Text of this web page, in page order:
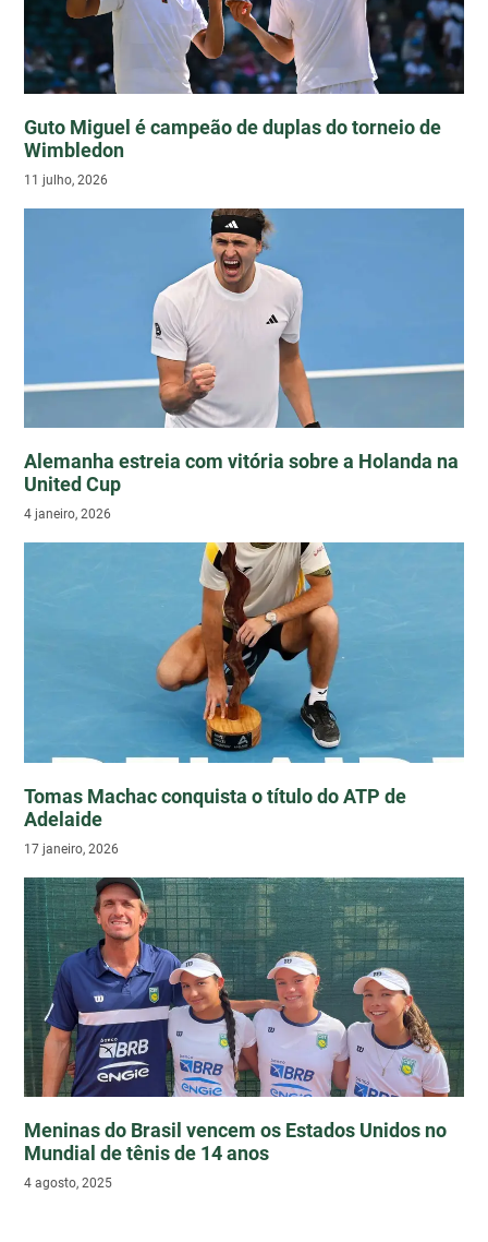
Guto Miguel é campeão de duplas do torneio de
Wimbledon
11 julho, 2026
Alemanha estreia com vitória sobre a Holanda na
United Cup
4 janeiro, 2026
Tomas Machac conquista o título do ATP de
Adelaide
17 janeiro, 2026
Meninas do Brasil vencem os Estados Unidos no
Mundial de tênis de 14 anos
4 agosto, 2025